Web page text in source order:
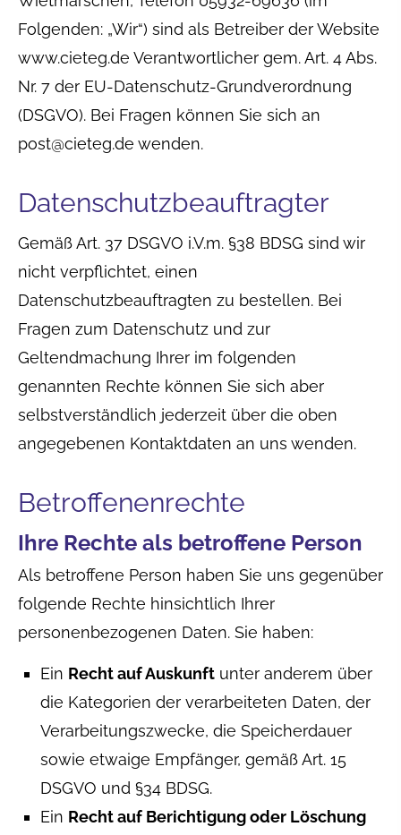
Folgenden: „Wir“) sind als Betreiber der Website
www.cieteg.de Verantwortlicher gem. Art. 4 Abs.
Nr. 7 der EU-Datenschutz-Grundverordnung
(DSGVO). Bei Fragen können Sie sich an
post@cieteg.de wenden.
Datenschutzbeauftragter
Gemäß Art. 37 DSGVO i.V.m. §38 BDSG sind wir
nicht verpflichtet, einen
Datenschutzbeauftragten zu bestellen. Bei
Fragen zum Datenschutz und zur
Geltendmachung Ihrer im folgenden
genannten Rechte können Sie sich aber
selbstverständlich jederzeit über die oben
angegebenen Kontaktdaten an uns wenden.
Betroffenenrechte
Ihre Rechte als betroffene Person
Als betroffene Person haben Sie uns gegenüber
folgende Rechte hinsichtlich Ihrer
personenbezogenen Daten. Sie haben:
Ein Recht auf Auskunft unter anderem über
die Kategorien der verarbeiteten Daten, der
Verarbeitungszwecke, die Speicherdauer
sowie etwaige Empfänger, gemäß Art. 15
DSGVO und §34 BDSG.
Ein Recht auf Berichtigung oder Löschung